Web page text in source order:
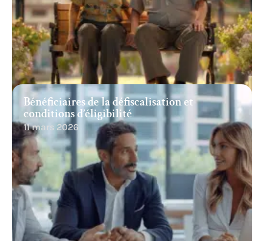
Bénéficiaires de la défiscalisation et
conditions d’éligibilité
11 mars 2026